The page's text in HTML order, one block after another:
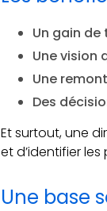
Un gain
Une vision
Une
Des
Et surtout, une
et d’identifier
Une base